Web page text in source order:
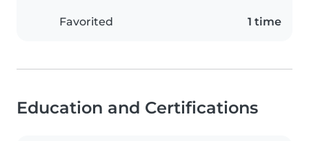
Favorited 1 time
Education and Certifications